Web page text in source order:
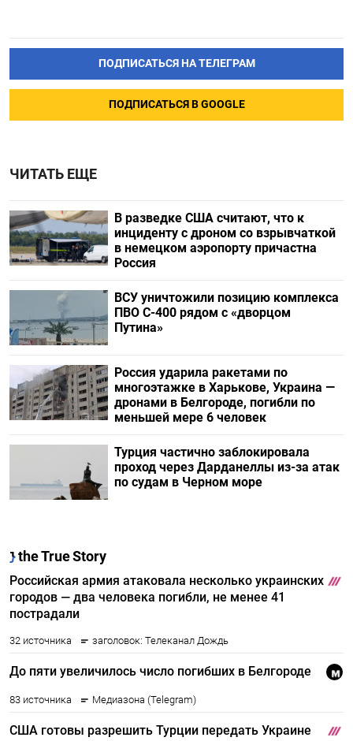
ПОДПИСАТЬСЯ НА ТЕЛЕГРАМ
ПОДПИСАТЬСЯ В GOOGLE
ЧИТАТЬ ЕЩЕ
В разведке США считают, что к
инциденту с дроном со взрывчаткой
в немецком аэропорту причастна
Россия
ВСУ уничтожили позицию комплекса
ПВО С-400 рядом с «дворцом
Путина»
Россия ударила ракетами по
многоэтажке в Харькове, Украина —
дронами в Белгороде, погибли по
меньшей мере 6 человек
Турция частично заблокировала
проход через Дарданеллы из-за атак
по судам в Черном море